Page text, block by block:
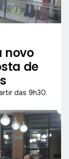
novo
de
das 9h30.